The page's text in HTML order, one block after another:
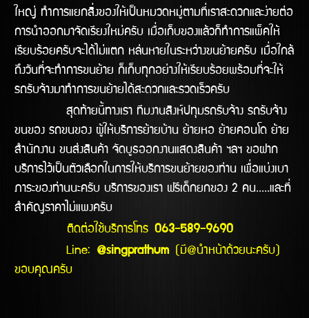
ใหญ่ ทำการแยกสิ่งของให้เป็นหมวดหมู่ตามที่เราสะดวกและง่ายต่อ
การนำออกมาจัดเรียงใหม่ครับ เมื่อเก็บของแล้วก็ทำการแพ็คให้
เรียบร้อยครับจะได้ไม่แตก หล่นหายในระหว่างขนย้ายครับ เมื่อใกล้
ถึงวันที่จะทำการขนย้าย ก็เก็บทุกอย่างให้เรียบร้อยพร้อมที่จะให้
รถรับจ้างมาทำการขนย้ายได้สะดวกและรวดเร็วครับ
สุดท้ายนี้ทางเรา ทีมงานสิงห์ปทุมรถรับจ้าง รถรับจ้าง
ขนของ รถขนของ ผู้ให้บริการย้ายบ้าน ย้ายหอ ย้ายคอนโด ย้าย
สำนักงาน ขนส่งสินค้า จัดบูธออกงานแสดงสินค้า ฯลฯ ขอฝาก
บริการไว้เป็นตัวเลือกในการให้บริการขนย้ายของท่าน เพื่อแบ่งเบา
ภาระของท่านนะครับ บริการของเรา ฟรีเด็กยกของ 2 คน.....และที่
สำคัญราคาไม่แพงครับ
ติดต่อใช้บริการโทร 063-589-9690
Line: @singprathum (มี@นำหน้าด้วยนะครับ)
ขอบคุณครับ